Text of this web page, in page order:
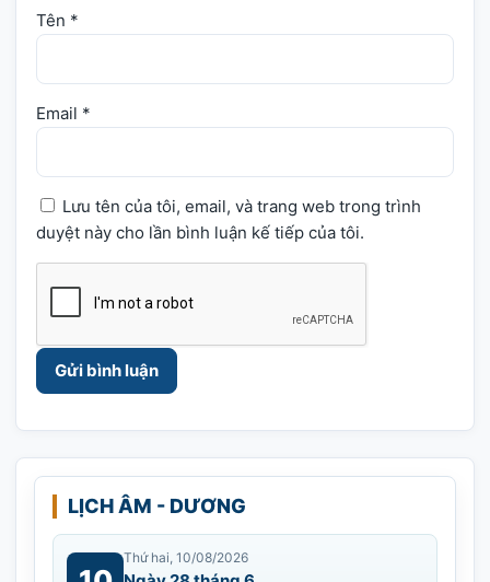
Tên *
Email *
Lưu tên của tôi, email, và trang web trong trình
duyệt này cho lần bình luận kế tiếp của tôi.
LỊCH ÂM - DƯƠNG
Thứ hai, 10/08/2026